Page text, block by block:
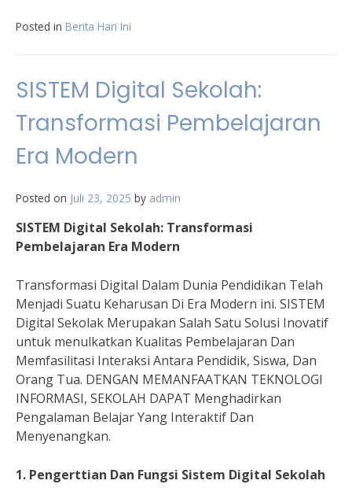
Posted in Berita Hari Ini
SISTEM Digital Sekolah:
Transformasi Pembelajaran
Era Modern
Posted on Juli 23, 2025 by admin
SISTEM Digital Sekolah: Transformasi
Pembelajaran Era Modern
Transformasi Digital Dalam Dunia Pendidikan Telah
Menjadi Suatu Keharusan Di Era Modern ini. SISTEM
Digital Sekolak Merupakan Salah Satu Solusi Inovatif
untuk menulkatkan Kualitas Pembelajaran Dan
Memfasilitasi Interaksi Antara Pendidik, Siswa, Dan
Orang Tua. DENGAN MEMANFAATKAN TEKNOLOGI
INFORMASI, SEKOLAH DAPAT Menghadirkan
Pengalaman Belajar Yang Interaktif Dan
Menyenangkan.
1. Pengerttian Dan Fungsi Sistem Digital Sekolah